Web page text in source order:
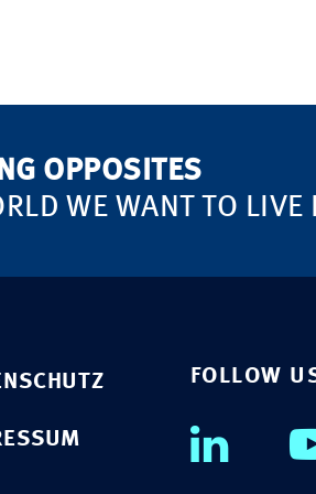
OPPOSITES
WE WANT TO LIVE
FOLLOW